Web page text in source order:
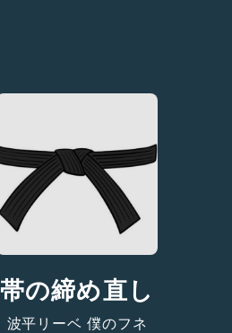
帯の締め直し
波平リーベ 僕のフネ